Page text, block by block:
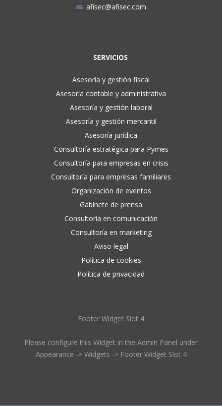
afisec@afisec.com
SERVICIOS
Asesoría y gestión fiscal
Asesoría contable y administrativa
Asesoría y gestión laboral
Asesoría y gestión mercantil
Asesoría jurídica
Consultoría estratégica para Pymes
Consultoría para empresas en crisis
Consultoría para empresas familiares
Organización de eventos
Gabinete de prensa
Consultoría en comunicación
Consultoría en marketing
Aviso legal
Política de cookies
Política de privacidad
Footer Widget Slot 4
Please configure this Widget in the Admin Panel under
Appearance -> Widgets -> Footer Widget Slot 4